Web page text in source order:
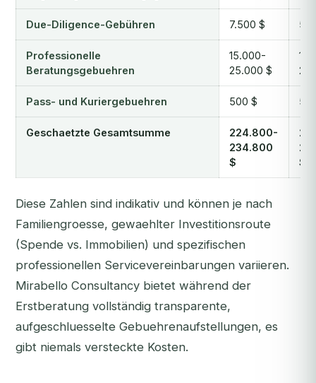
Due-Diligence-Gebühren 7.500 $
Professionelle
Beratungsgebuehren
15.000-
25.000 $
Pass- und Kuriergebuehren 500 $
Geschaetzte Gesamtsumme
224.800-
234.800
$
$
Diese Zahlen sind indikativ und können je nach
Familiengroesse, gewaehlter Investitionsroute
(Spende vs. Immobilien) und spezifischen
professionellen Servicevereinbarungen variieren.
Mirabello Consultancy bietet während der
Erstberatung vollständig transparente,
aufgeschluesselte Gebuehrenaufstellungen, es
gibt niemals versteckte Kosten.